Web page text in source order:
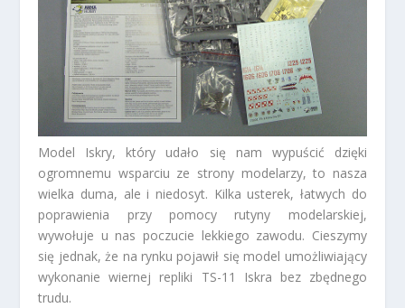
Model Iskry, który udało się nam wypuścić dzięki
ogromnemu wsparciu ze strony modelarzy, to nasza
wielka duma, ale i niedosyt. Kilka usterek, łatwych do
poprawienia przy pomocy rutyny modelarskiej,
wywołuje u nas poczucie lekkiego zawodu. Cieszymy
się jednak, że na rynku pojawił się model umożliwiający
wykonanie wiernej repliki TS-11 Iskra bez zbędnego
trudu.